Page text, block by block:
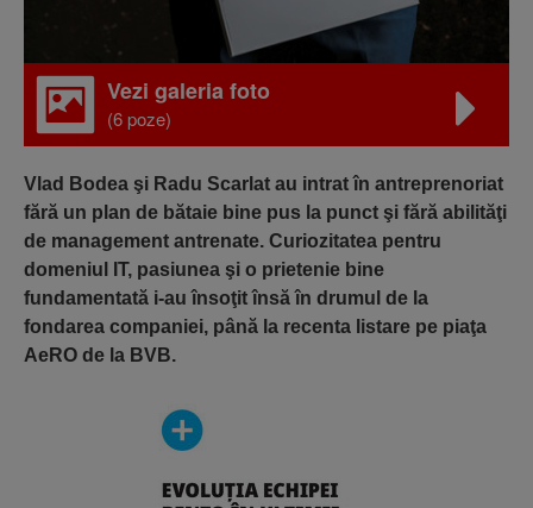
Vezi galeria foto
(6 poze)
Vlad Bodea şi Radu Scarlat au intrat în antreprenoriat
fără un plan de bătaie bine pus la punct şi fără abilităţi
de management antrenate. Curiozitatea pentru
domeniul IT, pasiunea şi o prietenie bine
fundamentată i-au însoţit însă în drumul de la
fondarea companiei, până la recenta listare pe piaţa
AeRO de la BVB.